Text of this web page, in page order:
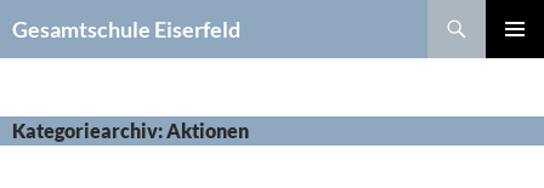
Inhalt
Gesamtschule Eiserfeld
Kategoriearchiv: Aktionen